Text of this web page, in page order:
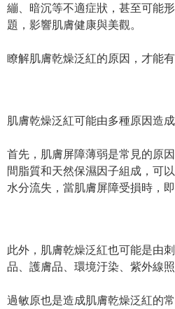
繃、暗沉等不適症狀，甚至可能
題，影響肌膚健康與美觀。
瞭解肌膚乾燥泛紅的原因，才能有
肌膚乾燥泛紅可能由多種原因造成
首先，肌膚屏障薄弱是常見的原
間脂質和天然保濕因子組成，可
水分流失，當肌膚屏障受損時，
此外，肌膚乾燥泛紅也可能是由
品、護膚品、環境汙染、紫外線照
過敏原也是造成肌膚乾燥泛紅的